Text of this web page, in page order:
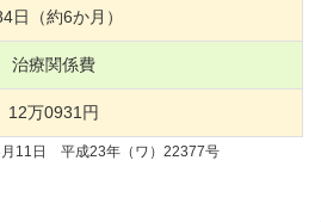
日（約6か月）
治療関係費
12万0931 円
月11日 平成23年（ワ）22377号